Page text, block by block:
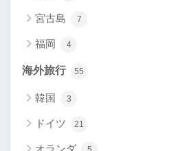
宮古島 7
福岡 4
海外旅行 55
韓国 3
ドイツ 21